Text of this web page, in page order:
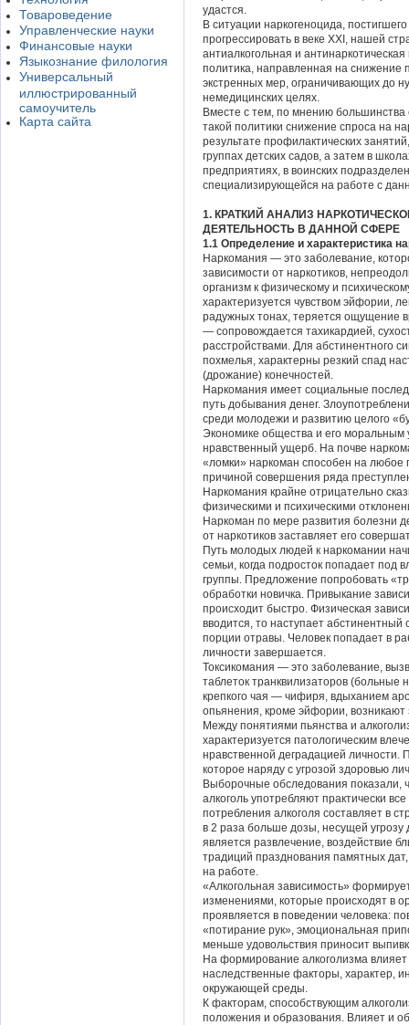
Товароведение
Управленческие науки
Финансовые науки
Языкознание филология
Универсальный
иллюстрированный
самоучитель
Карта сайта
удастся.
В ситуации наркогеноцида,
прогрессировать в веке XXI, нашей
антиалкогольная и
политика, направленная на снижение
экстренных мер, ограничивающих до
немедицинских целях.
Вместе с тем, по мнению большинства
такой политики снижение спроса на
результате профилактических
группах детских садов, а затем в
предприятиях, в воинских
специализирующейся на работе с
1. КРАТКИЙ АНАЛИЗ
ДЕЯТЕЛЬНОСТЬ В ДАННОЙ СФЕРЕ
1.1 Определение и характеристика
Наркомания — это заболевание,
зависимости от наркотиков,
организм к физическому и
характеризуется чувством эйфории,
радужных тонах, теряется ощущение
— сопровождается тахикардией,
расстройствами. Для абстинентного
похмелья, характерны резкий спад
(дрожание) конечностей.
Наркомания имеет социальные
путь добывания денег.
среди молодежи и развитию целого
Экономике общества и его
нравственный ущерб. На почве
«ломки» наркоман способен на любое
причиной совершения ряда
Наркомания крайне отрицательно
физическими и психическими
Наркоман по мере развития болезни
от наркотиков заставляет его
Путь молодых людей к наркомании
семьи, когда подросток попадает под
группы. Предложение попробовать
обработки новичка. Привыкание
происходит быстро. Физическая
вводится, то наступает
порции отравы. Человек попадает в
личности завершается.
Токсикомания — это заболевание,
таблеток транквилизаторов (больные
крепкого чая — чифиря, вдыханием
опьянения, кроме эйфории,
Между понятиями пьянства и
характеризуется патологическим
нравственной деградацией
которое наряду с угрозой здоровью
Выборочные обследования
алкоголь употребляют практически
потребления алкоголя составляет в
в 2 раза больше дозы, несущей угрозу
является развлечение, воздействие
традиций празднования памятных
на работе.
«Алкогольная зависимость»
изменениями, которые происходят в
проявляется в поведении человека:
«потирание рук», эмоциональная
меньше удовольствия приносит
На формирование алкоголизма
наследственные факторы, характер,
окружающей среды.
К факторам, способствующим
положения и образования. Влияет и